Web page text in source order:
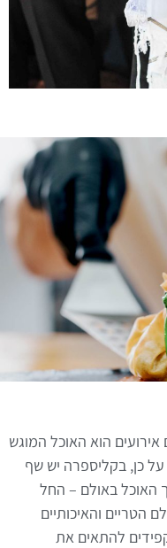
הוא האוכל המוגש
כן, בקליספרה יש שף
האוכל באולם – החל
הטריים והאיכותיים
להתאים את